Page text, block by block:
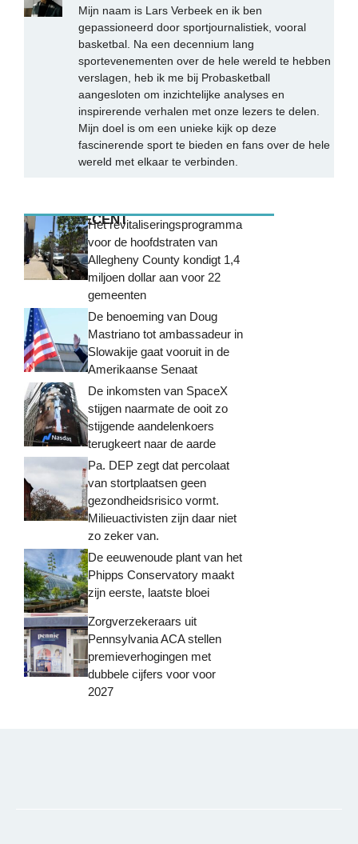
Mijn naam is Lars Verbeek en ik ben
gepassioneerd door sportjournalistiek, vooral
basketbal. Na een decennium lang
sportevenementen over de hele wereld te hebben
verslagen, heb ik me bij Probasketball
aangesloten om inzichtelijke analyses en
inspirerende verhalen met onze lezers te delen.
Mijn doel is om een unieke kijk op deze
fascinerende sport te bieden en fans over de hele
wereld met elkaar te verbinden.
MEEST RECENTHet revitaliseringsprogramma
voor de hoofdstraten van
Allegheny County kondigt 1,4
miljoen dollar aan voor 22
gemeenten
De benoeming van Doug
Mastriano tot ambassadeur in
Slowakije gaat vooruit in de
Amerikaanse Senaat
De inkomsten van SpaceX
stijgen naarmate de ooit zo
stijgende aandelenkoers
terugkeert naar de aarde
Pa. DEP zegt dat percolaat
van stortplaatsen geen
gezondheidsrisico vormt.
Milieuactivisten zijn daar niet
zo zeker van.
De eeuwenoude plant van het
Phipps Conservatory maakt
zijn eerste, laatste bloei
Zorgverzekeraars uit
Pennsylvania ACA stellen
premieverhogingen met
dubbele cijfers voor voor
2027